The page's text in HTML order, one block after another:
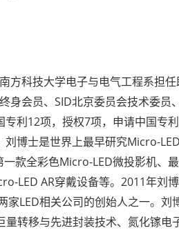
方科技大学电子与电气工程系担
身会员、SID北京委员会技术委员
专利12项，授权7项，申请中国专
博士是世界上最早研究Micro-
款全彩色Micro-LED微投影机、
LED AR穿戴设备等。2011年刘
家LED相关公司的创始人之一。
量转移与先进封装技术、氮化镓